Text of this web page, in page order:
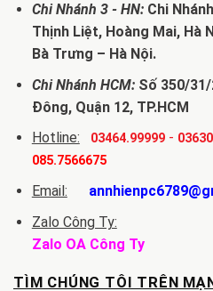
Chi Nhánh 3 - HN:Chi
Thịnh Liệt, Hoàng Mai, Hà
Bà Trưng – Hà Nội.
Chi Nhánh HCM:Số 350/31/
Đông, Quận 12, TP.HCM
Hotline:
03464.99999-
085.7566675
Email:
Zalo Công Ty:
Zalo OA Công Ty
TÌM CHÚNG TÔI TRÊN